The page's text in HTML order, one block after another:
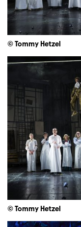
© Tommy Hetzel
© Tommy Hetzel